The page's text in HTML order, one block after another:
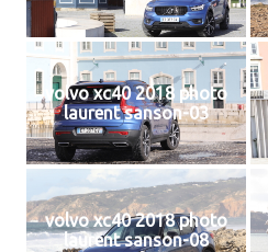
volvo xc40 2018 photo
laurent sanson-03
volvo xc40 2018 photo
laurent sanson-08